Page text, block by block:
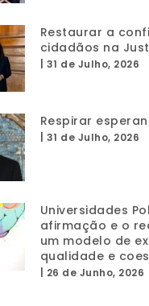
Restaurar a
cidadãos na
31 de Julho, 2026
Respirar
31 de Julho, 2026
Universidades
afirmação e o
um modelo de
qualidade e
26 de Junho, 2026